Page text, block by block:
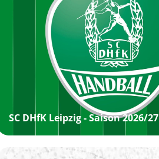
SC DHfK Leipzig - Saison 2026/27